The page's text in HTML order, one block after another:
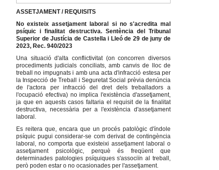
ASSETJAMENT / REQUISITS
No existeix assetjament laboral si no s'acredita mal
psíquic i finalitat destructiva. Sentència del Tribunal
Superior de Justícia de Castella i Lleó de 29 de juny de
2023, Rec. 940/2023
Una situació d'alta conflictivitat (on concorren diversos
procediments judicials conciliats, amb canvis de lloc de
treball no impugnats i amb una acta d'infracció estesa per
la Inspecció de Treball i Seguretat Social prèvia denúncia
de l'actora per infracció del dret dels treballadors a
l'ocupació efectiva) no implica l'existència d'assetjament,
ja que en aquests casos faltaria el requisit de la finalitat
destructiva, necessària per a l'existència d'assetjament
laboral.
Es reitera que, encara que un procés patològic d'índole
psíquic pugui considerar-se com derivat de contingència
laboral, no comporta que existeixi assetjament laboral o
assetjament psicològic, perquè és freqüent que
determinades patologies psíquiques s'associïn al treball,
però poden estar o no ocasionades per l'assetjament.